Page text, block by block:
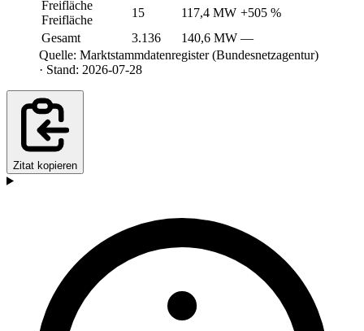
Freifläche
Freifläche
15 117,4 MW +505 %
Gesamt
3.136 140,6 MW —
Quelle: Marktstammdatenregister (Bundesnetzagentur)
· Stand: 2026-07-28
Zitat kopieren